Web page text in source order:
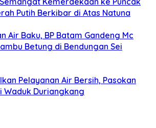
Putih Berkibar di Atas Natuna
Air Baku, BP Batam Gandeng Mc
Betung di Bendungan Sei
Pelayanan Air Bersih, Pasokan
Waduk Duriangkang